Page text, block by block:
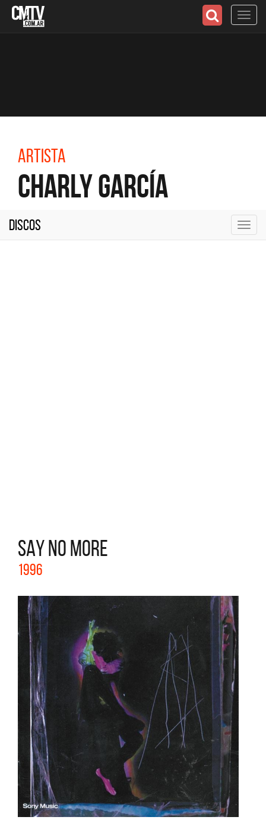
Artista
Charly García
Discos
SAY NO MORE
1996